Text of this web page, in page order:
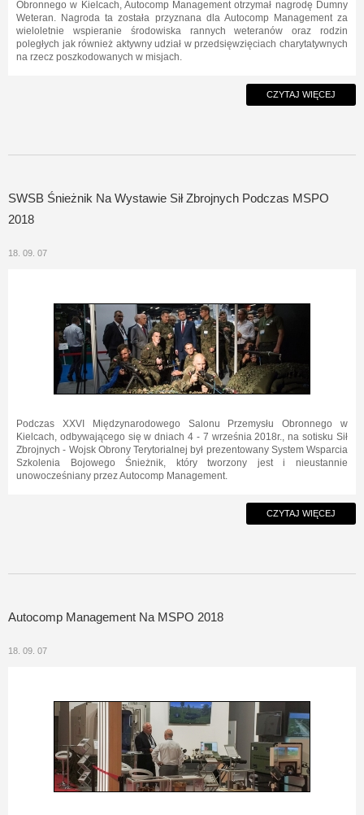
Obronnego w Kielcach, Autocomp Management otrzymał nagrodę Dumny
Weteran. Nagroda ta została przyznana dla Autocomp Management za
wieloletnie wspieranie środowiska rannych weteranów oraz rodzin
poległych jak również aktywny udział w przedsięwzięciach charytatywnych
na rzecz poszkodowanych w misjach.
CZYTAJ WIĘCEJ
SWSB Śnieżnik Na Wystawie Sił Zbrojnych Podczas MSPO
2018
18. 09. 07
Podczas XXVI Międzynarodowego Salonu Przemysłu Obronnego w
Kielcach, odbywającego się w dniach 4 - 7 września 2018r., na sotisku Sił
Zbrojnych - Wojsk Obrony Terytorialnej był prezentowany System Wsparcia
Szkolenia Bojowego Śnieżnik, który tworzony jest i nieustannie
unowocześniany przez Autocomp Management.
CZYTAJ WIĘCEJ
Autocomp Management Na MSPO 2018
18. 09. 07